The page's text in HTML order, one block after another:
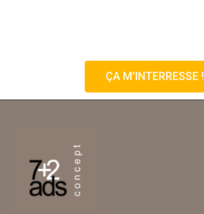
ÇA M'INTERRESSE !